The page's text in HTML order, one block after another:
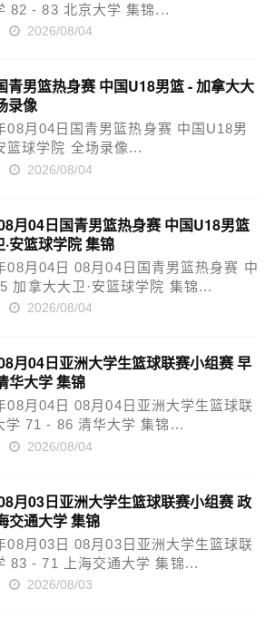
82 - 83 北京大学 集锦...
2026/08/04
青男篮热身赛 中国U18男篮 - 加拿大大
录像
08月04日国青男篮热身赛 中国U18男
篮球学院 全场录像...
2026/08/04
月04日国青男篮热身赛 中国U18男篮
安篮球学院 集锦
08月04日 08月04日国青男篮热身赛 中
加拿大大卫·安篮球学院 集锦...
2026/08/04
月04日亚洲大学生篮球联赛小组赛 早
华大学 集锦
08月04日 08月04日亚洲大学生篮球联
学 71 - 86 清华大学 集锦...
2026/08/04
月03日亚洲大学生篮球联赛小组赛 政
交通大学 集锦
08月03日 08月03日亚洲大学生篮球联
83 - 71 上海交通大学 集锦...
2026/08/03